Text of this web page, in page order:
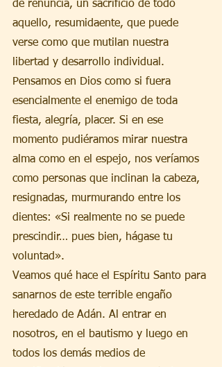
de renuncia, un sacrificio de todo
aquello, resumidaente, que puede
verse como que mutilan nuestra
libertad y desarrollo individual.
Pensamos en Dios como si fuera
esencialmente el enemigo de toda
fiesta, alegría, placer. Si en ese
momento pudiéramos mirar nuestra
alma como en el espejo, nos veríamos
como personas que inclinan la cabeza,
resignadas, murmurando entre los
dientes: «Si realmente no se puede
prescindir… pues bien, hágase tu
voluntad».
Veamos qué hace el Espíritu Santo para
sanarnos de este terrible engaño
heredado de Adán. Al entrar en
nosotros, en el bautismo y luego en
todos los demás medios de